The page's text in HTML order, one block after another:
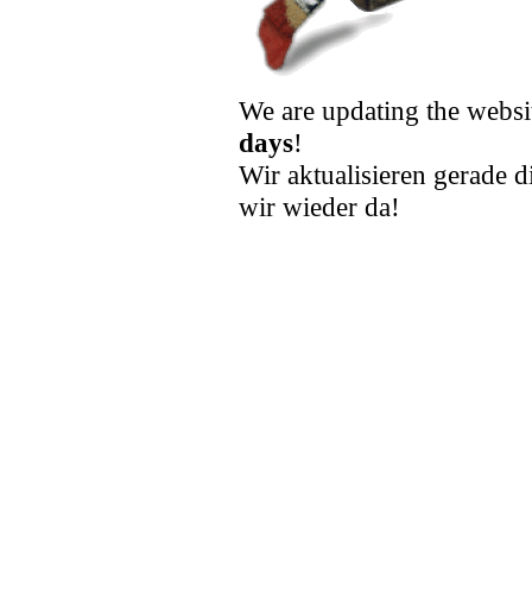
We are updating the
days!
Wir aktualisieren gerade
wir wieder da!